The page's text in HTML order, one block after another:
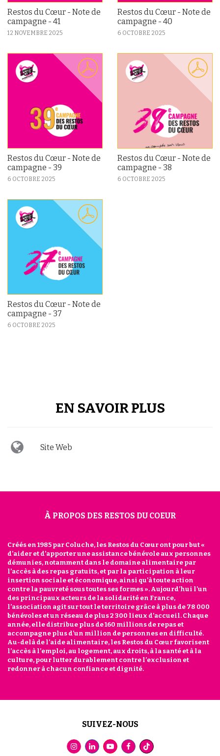
Restos du Cœur - Note de
campagne - 41
12 NOVEMBRE 2025
Restos du Cœur - Note de
campagne - 40
6 OCTOBRE 2025
Restos du Cœur - Note de
campagne - 39
6 OCTOBRE 2025
Restos du Cœur - Note de
campagne - 38
6 OCTOBRE 2025
Restos du Cœur - Note de
campagne - 37
6 OCTOBRE 2025
EN SAVOIR PLUS
Site Web
À PROPOS DES RESTOS DU COEUR
Créés en 1985 par Coluche, les Restos du Cœur ont pour but «
d’aider et d’apporter une assistance bénévole aux personnes
démunies, notamment dans le domaine alimentaire par
l’accès à des repas gratuits, et par la participation à leur
insertion sociale et économique, ainsi qu’à toute action
contre la pauvreté sous toutes ses formes ». Aujourd’hui l’un
des principaux acteurs de la solidarité en France,
l’association agit sur tout le territoire grâce à plus de 78 000
bénévoles et un réseau de plus 2 300 lieux d’accueil. Chaque
année, elle distribue plus de 160 millions de repas et
accompagne plus d’un million de personnes en difficulté.
Au-delà de l’aide alimentaire, les Restos du Cœur favorisent
l’accès à l’emploi, au logement, aux droits, à la santé et à la
culture, pour lutter durablement contre l’exclusion et
redonner à chacun confiance et dignité.
SUIVEZ-NOUS